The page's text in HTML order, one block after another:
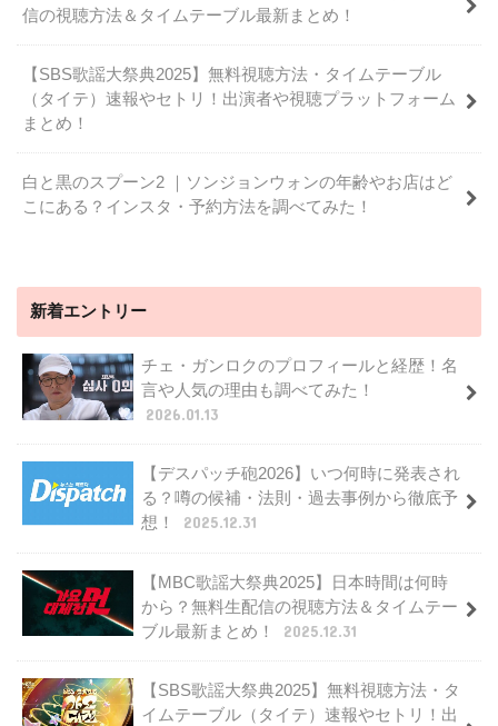
信の視聴方法＆タイムテーブル最新まとめ！
【SBS歌謡大祭典2025】無料視聴方法・タイムテーブル
（タイテ）速報やセトリ！出演者や視聴プラットフォーム
まとめ！
白と黒のスプーン2 ｜ソンジョンウォンの年齢やお店はど
こにある？インスタ・予約方法を調べてみた！
新着エントリー
チェ・ガンロクのプロフィールと経歴！名
言や人気の理由も調べてみた！
2026.01.13
【デスパッチ砲2026】いつ何時に発表され
る？噂の候補・法則・過去事例から徹底予
想！
2025.12.31
【MBC歌謡大祭典2025】日本時間は何時
から？無料生配信の視聴方法＆タイムテー
ブル最新まとめ！
2025.12.31
【SBS歌謡大祭典2025】無料視聴方法・タ
イムテーブル（タイテ）速報やセトリ！出